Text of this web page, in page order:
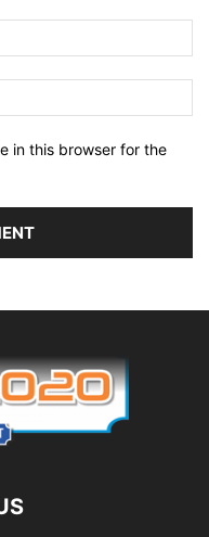
in this browser for the